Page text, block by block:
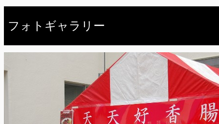
フォトギャラリー